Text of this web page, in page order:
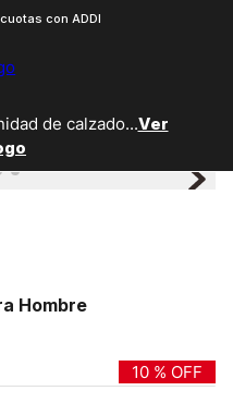
con ADDI
de calzado...Ver
Hombre
10 % OFF